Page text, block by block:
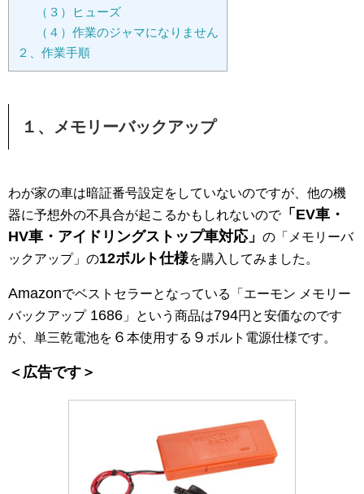
（３）ヒューズ
（４）作業のジャマになりません
２、作業手順
１、メモリーバックアップ
わが家の車は暗証番号設定をしていないのですが、他の機
器に予想外の不具合が起こるかもしれないので「EV車・
HV車・アイドリングストップ車対応」 の「メモリーバ
ックアップ」の12ボルト仕様を購入してみました。
Amazonでベストセラーとなっている「エーモン メモリー
バックアップ1686 」という商品は794円と安価なのです
が、単三乾電池を ６ 本使用する ９ ボルト電源仕様です。
＜広告です＞